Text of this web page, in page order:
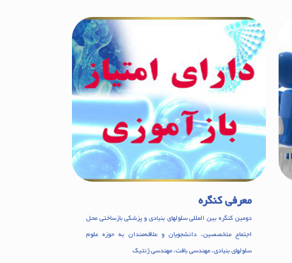
معرفی کنگره
دومین کنگره بین المللی سلولهای بنیادی و پزشکی بازساختی محل
اجتماع متخصصین، دانشجویان و علاقه‌مندان به حوزه علوم
سلولهای بنیادی، مهندسی بافت، مهندسی ژنتیک